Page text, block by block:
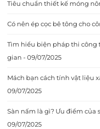
Tiêu chuẩn thiết kế móng
Có nên ép cọc bê tông cho
Tìm hiểu biện pháp thi
gian - 09/07/2025
Mách bạn cách tính vật liệu
09/07/2025
Sàn nấm là gì? Ưu điểm của
09/07/2025